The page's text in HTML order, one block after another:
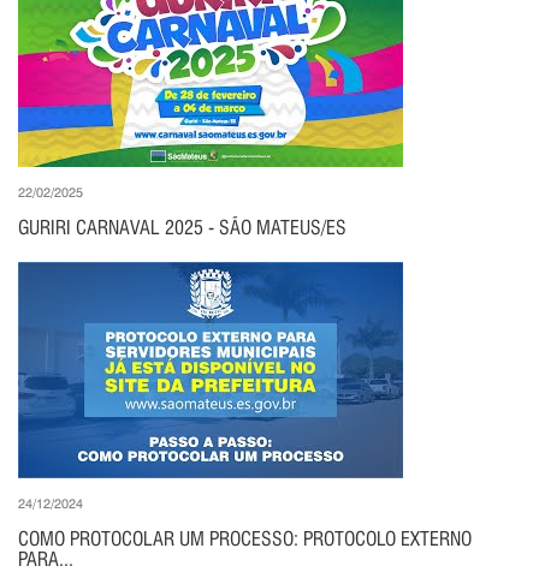
22/02/2025
GURIRI CARNAVAL 2025 - SÃO MATEUS/ES
24/12/2024
COMO PROTOCOLAR UM PROCESSO: PROTOCOLO EXTERNO
PARA...